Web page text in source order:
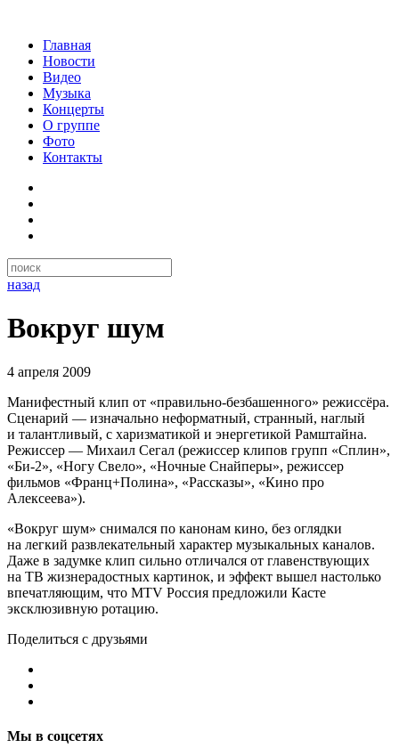
Главная
Новости
Видео
Музыка
Концерты
О группе
Фото
Контакты
назад
Вокруг шум
4 апреля 2009
Манифестный клип от «правильно‑безбашенного» режиссёра.
Сценарий — изначально неформатный, странный, наглый
и талантливый, с харизматикой и энергетикой Рамштайна.
Режиссер — Михаил Сегал (режиссер клипов групп «Сплин»,
«Би-2», «Ногу Свело», «Ночные Снайперы», режиссер
фильмов «Франц+Полина», «Рассказы», «Кино про
Алексеева»).
«Вокруг шум» снимался по канонам кино, без оглядки
на легкий развлекательный характер музыкальных каналов.
Даже в задумке клип сильно отличался от главенствующих
на ТВ жизнерадостных картинок, и эффект вышел настолько
впечатляющим, что MTV Россия предложили Касте
эксклюзивную ротацию.
Поделиться с друзьями
Мы в соцсетях